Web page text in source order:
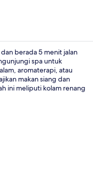
berada 5 menit jalan
spa untuk
aromaterapi, atau
makan siang dan
ini meliputi kolam renang
tidak jauh: Stasiun Bawah
Bawah Tanah